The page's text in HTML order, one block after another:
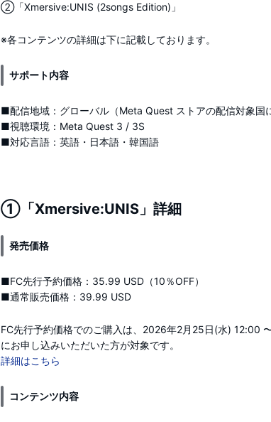
②「Xmersive:UNIS (2songs Edition)」
※各コンテンツの詳細は下に記載しております。
サポート内容
■配信地域：グローバル（Meta Quest ストアの配信対象国
■視聴環境：Meta Quest 3 / 3S
■対応言語：英語・日本語・韓国語
①「Xmersive:UNIS」詳細
発売価格
■FC先行予約価格：35.99 USD（10％OFF）
■通常販売価格：39.99 USD
FC先行予約価格でのご購入は、2026年2月25日(水) 12:00
にお申し込みいただいた方が対象です。
詳細はこちら
コンテンツ内容